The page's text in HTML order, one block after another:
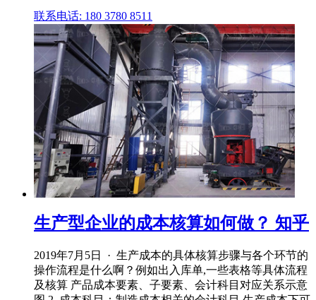
联系电话: 180 3780 8511
生产型企业的成本核算如何做？ 知乎
2019年7月5日 · 生产成本的具体核算步骤与各个环节的
操作流程是什么啊？例如出入库单,一些表格等具体流程
及核算 产品成本要素、子要素、会计科目对应关系示意